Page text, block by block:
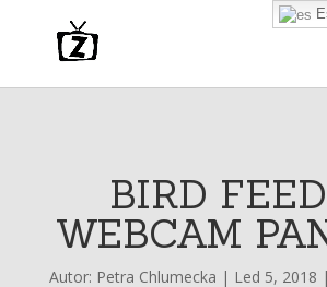
BIRD
WEBCAM
Autor: Petra Chlumecka | Led 5, 2018 |